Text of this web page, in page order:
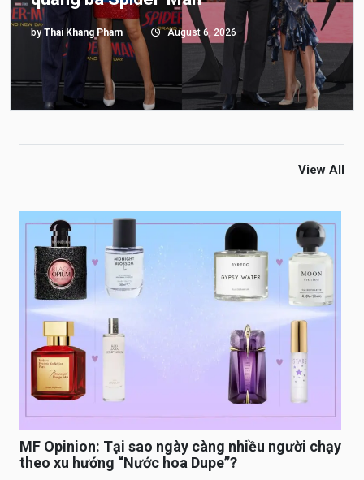
by Thai Khang Pham August 6, 2026
View All
MF Opinion: Tại sao ngày càng nhiều người chạy
theo xu hướng “Nước hoa Dupe”?